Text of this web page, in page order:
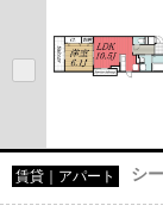
賃貸｜アパート シ